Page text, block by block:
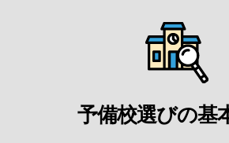
予備校選びの基